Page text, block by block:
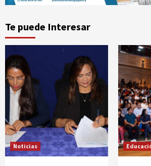
Te puede Interesar
Noticias